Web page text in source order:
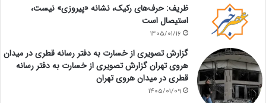
ظریف: حرف‌های رکیک، نشانه «پیروزی» نیست،
استیصال است
1405/01/16
گزارش تصویری از خسارت به دفتر رسانه قطری در میدان
هروی تهران گزارش تصویری از خسارت به دفتر رسانه
قطری در میدان هروی تهران
1405/01/09